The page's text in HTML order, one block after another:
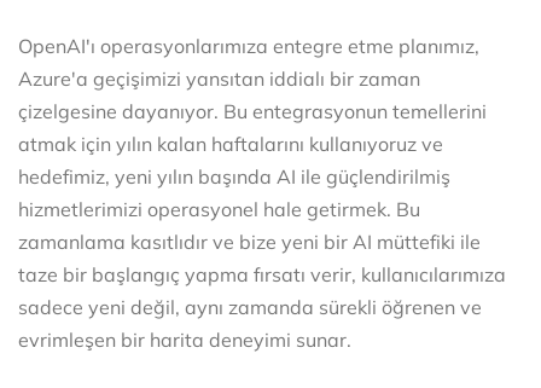
OpenAI'ı operasyonlarımıza entegre etme planımız,
Azure'a geçişimizi yansıtan iddialı bir zaman
çizelgesine dayanıyor. Bu entegrasyonun temellerini
atmak için yılın kalan haftalarını kullanıyoruz ve
hedefimiz, yeni yılın başında AI ile güçlendirilmiş
hizmetlerimizi operasyonel hale getirmek. Bu
zamanlama kasıtlıdır ve bize yeni bir AI müttefiki ile
taze bir başlangıç yapma fırsatı verir, kullanıcılarımıza
sadece yeni değil, aynı zamanda sürekli öğrenen ve
evrimleşen bir harita deneyimi sunar.